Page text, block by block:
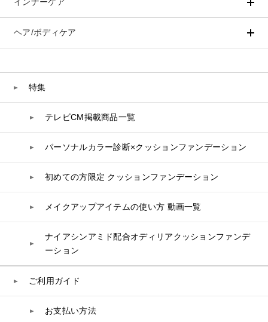
化粧水
美容液
オールインワン
リップケア
トラベルセット
スペシャルケア
CLÉSCIENCE Beauté
STEFANY AGING
BIVABOO（ビバブー）
ベースメイク
UVケア
成分別で探す
乳酸菌
コラーゲン
高麗人参
コエンザイム
白神秘境活性水
ヘルスサポート
ヘア/ボディケア
スカルプケア
シャンプー
トリートメント
ボディソープ
特集
テレビCM掲載商品一覧
パーソナルカラー診断×クッションファンデーション
初めての方限定 クッションファンデーション
メイクアップアイテムの使い方 動画一覧
ナイアシンアミド配合オディリアクッションファンデ
ーション
ご利用ガイド
お支払い方法